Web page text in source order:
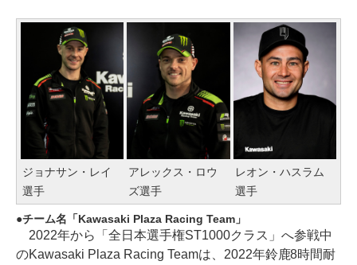
ジョナサン・レイ
選手
アレックス・ロウ
ズ選手
レオン・ハスラム
選手
チーム名「Kawasaki Plaza Racing Team」
2022年から「全日本選手権ST1000クラス」へ参戦中
のKawasaki Plaza Racing Teamは、2022年鈴鹿8時間耐